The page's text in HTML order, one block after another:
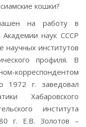
кошки?
на работу в
наук СССР
научных институтов
профиля. В
корреспондентом
1972 г. заведовал
Хабаровского
института
г. Е.В. Золотов –